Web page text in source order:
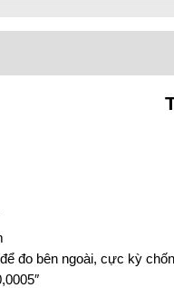
đo bên ngoài, cực kỳ